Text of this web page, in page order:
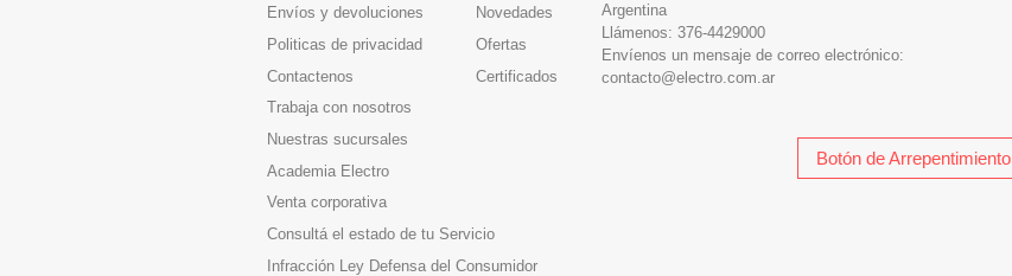
Envíos y devoluciones
Politicas de privacidad
Contactenos
Trabaja con nosotros
Nuestras sucursales
Academia Electro
Venta corporativa
Consultá el estado de tu Servicio
Infracción Ley Defensa del Consumidor
Novedades
Ofertas
Certificados
Argentina
Llámenos: 376-4429000
Envíenos un mensaje de correo electrónico:
contacto@electro.com.ar
Botón de Arrepentimiento